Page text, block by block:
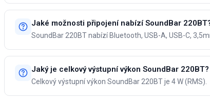
Jaké možnosti připojení nabízí SoundBar
SoundBar 220BT nabízí Bluetooth, USB-A, USB-C,
Jaký je celkový výstupní výkon SoundBar 220BT?
Celkový výstupní výkon SoundBar 220BT je 4 W (RMS).